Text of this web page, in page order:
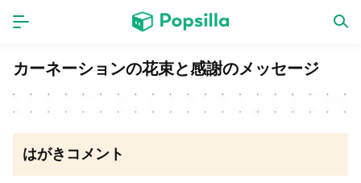
ホーム アプリ
カーネーションの花束と感謝のメッセージ
はがきコメント